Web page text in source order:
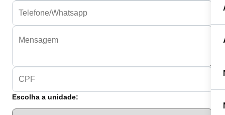
Escolha a unidade: